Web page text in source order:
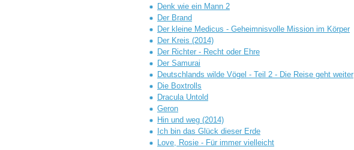
Denk wie ein Mann 2
Der Brand
Der kleine Medicus - Geheimnisvolle Mission im Körper
Der Kreis (2014)
Der Richter - Recht oder Ehre
Der Samurai
Deutschlands wilde Vögel - Teil 2 - Die Reise geht weiter
Die Boxtrolls
Dracula Untold
Geron
Hin und weg (2014)
Ich bin das Glück dieser Erde
Love, Rosie - Für immer vielleicht